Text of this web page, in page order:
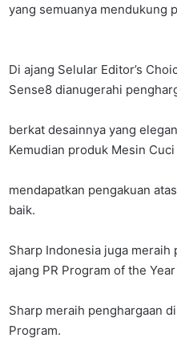
yang semuanya mendukung
Di ajang Selular Editor’s
Sense8 dianugerahi
berkat desainnya yang
Kemudian produk Mesin
mendapatkan pengakuan
baik.
Sharp Indonesia juga
ajang PR Program of the
Sharp meraih penghargaan
Program.